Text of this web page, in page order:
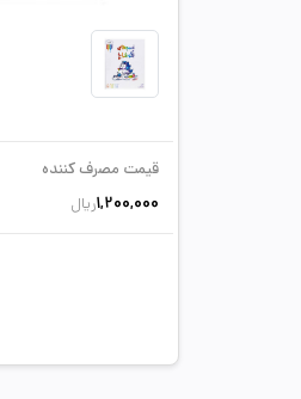
قیمت مصرف کننده
1,200,000ریال